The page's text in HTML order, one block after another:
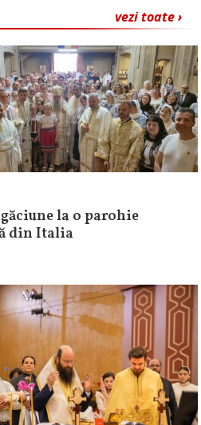
vezi toate ›
la o parohie
din Italia